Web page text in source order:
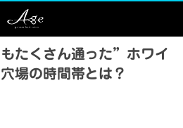
もたくさん通った”ホワイ
場の時間帯とは？